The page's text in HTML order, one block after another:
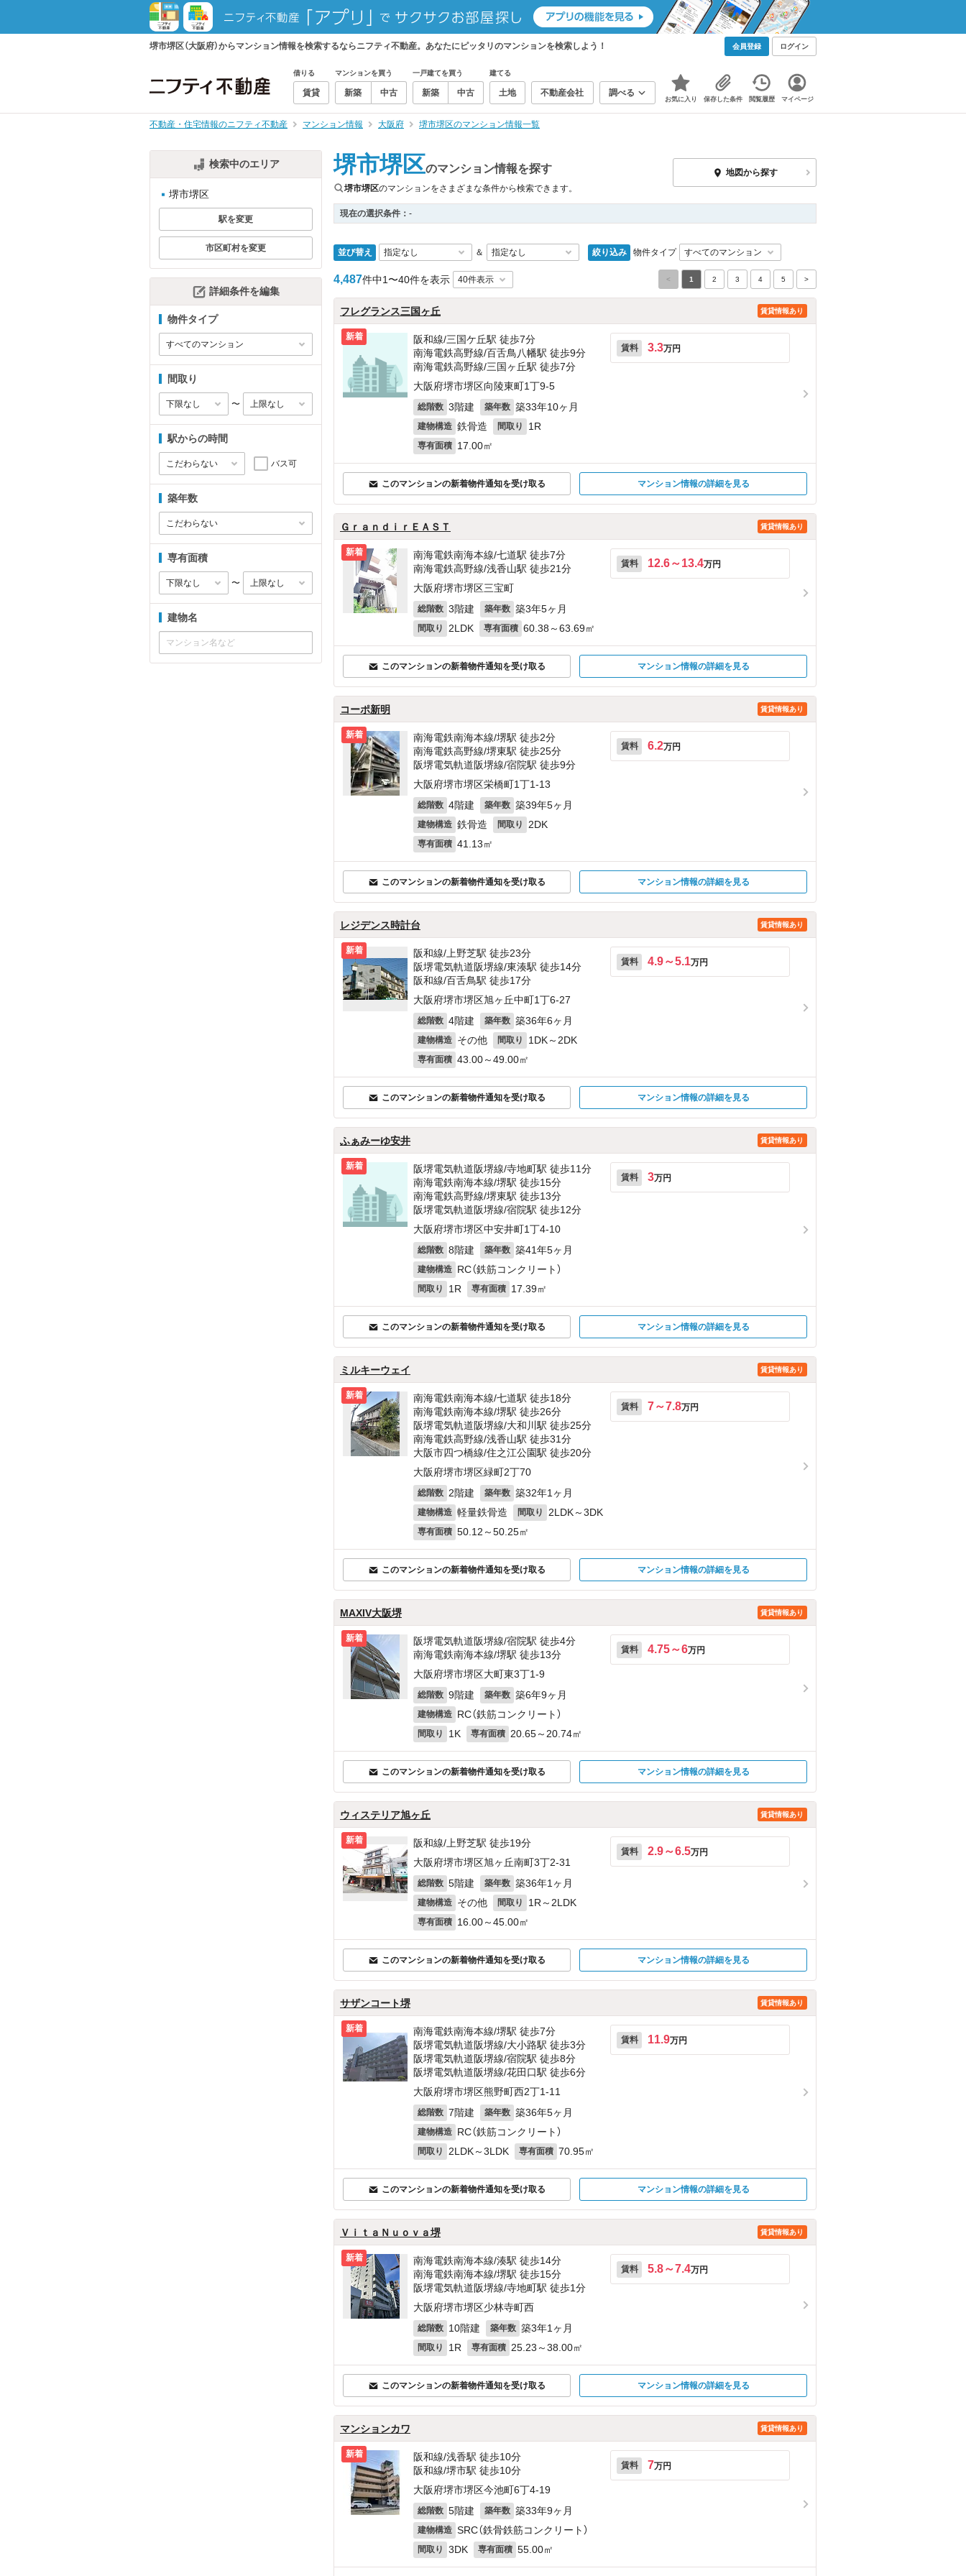
堺市堺区（大阪府）からマンション情報を検索するならニフティ不動産。あなたにピッタリのマンションを検索しよう！ 会員登録 ログイン
借りる
賃貸
マンションを買う
新築 中古
一戸建てを買う
新築 中古
建てる
土地 不動産会社 調べる
お気に入り 保存した条件 閲覧履歴 マイページ
不動産・住宅情報のニフティ不動産 マンション情報 大阪府 堺市堺区のマンション情報一覧
検索中のエリア
堺市堺区
駅を変更
市区町村を変更
詳細条件を編集
物件タイプ
間取り
〜
駅からの時間
バス可
築年数
専有面積
〜
建物名
堺市堺区のマンション情報を探す
堺市堺区のマンションをさまざまな条件から検索できます。
地図から探す
現在の選択条件： -
並び替え ＆ 絞り込み 物件タイプ
4,487件中1〜40件を表示 < 1 2 3 4 5 >
フレグランス三国ヶ丘 賃貸情報あり
新着
阪和線/三国ケ丘駅 徒歩7分
南海電鉄高野線/百舌鳥八幡駅 徒歩9分
南海電鉄高野線/三国ヶ丘駅 徒歩7分
大阪府堺市堺区向陵東町1丁9-5
総階数 3階建 築年数 築33年10ヶ月
建物構造 鉄骨造 間取り 1R
専有面積 17.00㎡
賃料 3.3万円
このマンションの新着物件通知を受け取る マンション情報の詳細を見る
ＧｒａｎｄｉｒＥＡＳＴ 賃貸情報あり
新着
南海電鉄南海本線/七道駅 徒歩7分
南海電鉄高野線/浅香山駅 徒歩21分
大阪府堺市堺区三宝町
総階数 3階建 築年数 築3年5ヶ月
間取り 2LDK 専有面積 60.38～63.69㎡
賃料 12.6～13.4万円
このマンションの新着物件通知を受け取る マンション情報の詳細を見る
コーポ新明 賃貸情報あり
新着
南海電鉄南海本線/堺駅 徒歩2分
南海電鉄高野線/堺東駅 徒歩25分
阪堺電気軌道阪堺線/宿院駅 徒歩9分
大阪府堺市堺区栄橋町1丁1-13
総階数 4階建 築年数 築39年5ヶ月
建物構造 鉄骨造 間取り 2DK
専有面積 41.13㎡
賃料 6.2万円
このマンションの新着物件通知を受け取る マンション情報の詳細を見る
レジデンス時計台 賃貸情報あり
新着
阪和線/上野芝駅 徒歩23分
阪堺電気軌道阪堺線/東湊駅 徒歩14分
阪和線/百舌鳥駅 徒歩17分
大阪府堺市堺区旭ヶ丘中町1丁6-27
総階数 4階建 築年数 築36年6ヶ月
建物構造 その他 間取り 1DK～2DK
専有面積 43.00～49.00㎡
賃料 4.9～5.1万円
このマンションの新着物件通知を受け取る マンション情報の詳細を見る
ふぁみーゆ安井 賃貸情報あり
新着
阪堺電気軌道阪堺線/寺地町駅 徒歩11分
南海電鉄南海本線/堺駅 徒歩15分
南海電鉄高野線/堺東駅 徒歩13分
阪堺電気軌道阪堺線/宿院駅 徒歩12分
大阪府堺市堺区中安井町1丁4-10
総階数 8階建 築年数 築41年5ヶ月
建物構造 RC（鉄筋コンクリート）
間取り 1R 専有面積 17.39㎡
賃料 3万円
このマンションの新着物件通知を受け取る マンション情報の詳細を見る
ミルキーウェイ 賃貸情報あり
新着
南海電鉄南海本線/七道駅 徒歩18分
南海電鉄南海本線/堺駅 徒歩26分
阪堺電気軌道阪堺線/大和川駅 徒歩25分
南海電鉄高野線/浅香山駅 徒歩31分
大阪市四つ橋線/住之江公園駅 徒歩20分
大阪府堺市堺区緑町2丁70
総階数 2階建 築年数 築32年1ヶ月
建物構造 軽量鉄骨造 間取り 2LDK～3DK
専有面積 50.12～50.25㎡
賃料 7～7.8万円
このマンションの新着物件通知を受け取る マンション情報の詳細を見る
MAXIV大阪堺 賃貸情報あり
新着
阪堺電気軌道阪堺線/宿院駅 徒歩4分
南海電鉄南海本線/堺駅 徒歩13分
大阪府堺市堺区大町東3丁1-9
総階数 9階建 築年数 築6年9ヶ月
建物構造 RC（鉄筋コンクリート）
間取り 1K 専有面積 20.65～20.74㎡
賃料 4.75～6万円
このマンションの新着物件通知を受け取る マンション情報の詳細を見る
ウィステリア旭ヶ丘 賃貸情報あり
新着
阪和線/上野芝駅 徒歩19分
大阪府堺市堺区旭ヶ丘南町3丁2-31
総階数 5階建 築年数 築36年1ヶ月
建物構造 その他 間取り 1R～2LDK
専有面積 16.00～45.00㎡
賃料 2.9～6.5万円
このマンションの新着物件通知を受け取る マンション情報の詳細を見る
サザンコート堺 賃貸情報あり
新着
南海電鉄南海本線/堺駅 徒歩7分
阪堺電気軌道阪堺線/大小路駅 徒歩3分
阪堺電気軌道阪堺線/宿院駅 徒歩8分
阪堺電気軌道阪堺線/花田口駅 徒歩6分
大阪府堺市堺区熊野町西2丁1-11
総階数 7階建 築年数 築36年5ヶ月
建物構造 RC（鉄筋コンクリート）
間取り 2LDK～3LDK 専有面積 70.95㎡
賃料 11.9万円
このマンションの新着物件通知を受け取る マンション情報の詳細を見る
ＶｉｔａＮｕｏｖａ堺 賃貸情報あり
新着
南海電鉄南海本線/湊駅 徒歩14分
南海電鉄南海本線/堺駅 徒歩15分
阪堺電気軌道阪堺線/寺地町駅 徒歩1分
大阪府堺市堺区少林寺町西
総階数 10階建 築年数 築3年1ヶ月
間取り 1R 専有面積 25.23～38.00㎡
賃料 5.8～7.4万円
このマンションの新着物件通知を受け取る マンション情報の詳細を見る
マンションカワ 賃貸情報あり
新着
阪和線/浅香駅 徒歩10分
阪和線/堺市駅 徒歩10分
大阪府堺市堺区今池町6丁4-19
総階数 5階建 築年数 築33年9ヶ月
建物構造 SRC（鉄骨鉄筋コンクリート）
間取り 3DK 専有面積 55.00㎡
賃料 7万円